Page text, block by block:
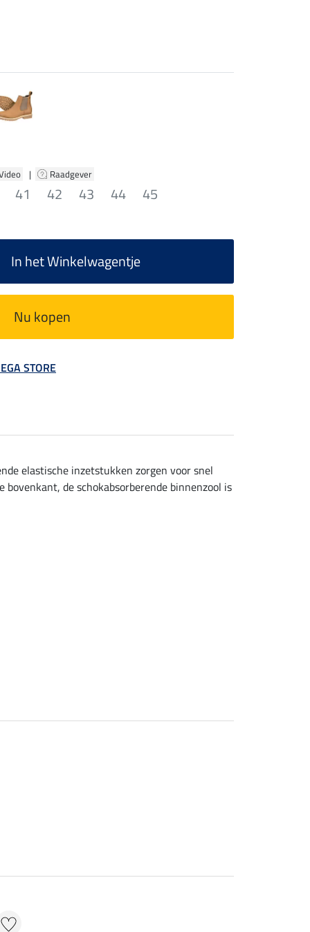
| Raadgever
41 42 43 44 45
In het Winkelwagentje
Nu kopen
STORE
elastische inzetstukken zorgen voor snel
de schokabsorberende binnenzool is